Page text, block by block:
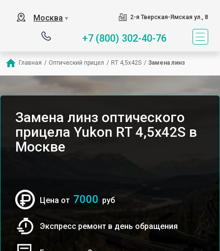
Москва ▼ 2-я Тверская-Ямская ул., 8
+7 (800) 302-40-76
Главная / Оптический прицел / RT 4,5х42S / Замена линз
Замена линз оптического
прицела Yukon RT 4,5х42S в
Москве
Цена от 7000 руб
Экспресс ремонт в день обращения